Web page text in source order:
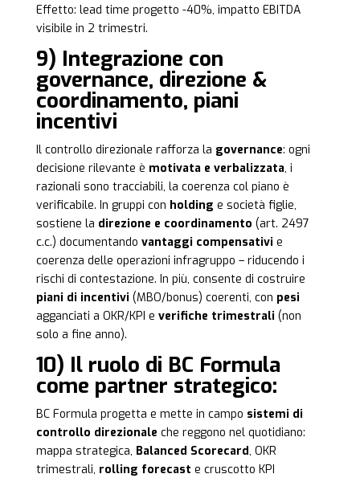
Effetto: lead time progetto -40%, impatto EBITDA
visibile in 2 trimestri.
9) Integrazione con
governance, direzione &
coordinamento, piani
incentivi
Il controllo direzionale rafforza la governance: ogni
decisione rilevante è motivata e verbalizzata, i
razionali sono tracciabili, la coerenza col piano è
verificabile. In gruppi con holding e società figlie,
sostiene la direzione e coordinamento (art. 2497
c.c.) documentando vantaggi compensativi e
coerenza delle operazioni infragruppo – riducendo i
rischi di contestazione. In più, consente di costruire
piani di incentivi (MBO/bonus) coerenti, con pesi
agganciati a OKR/KPI e verifiche trimestrali (non
solo a fine anno).
10) Il ruolo di BC Formula
come partner strategico:
BC Formula progetta e mette in campo sistemi di
controllo direzionale che reggono nel quotidiano:
mappa strategica, Balanced Scorecard, OKR
trimestrali, rolling forecast e cruscotto KPI